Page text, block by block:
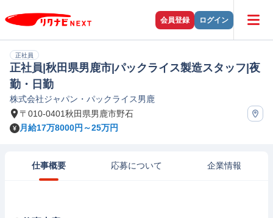
会員登録 ログイン
正社員
正社員|秋田県男鹿市|パックライス製造スタッフ|夜
勤・日勤
株式会社ジャパン・パックライス男鹿
〒010-0401秋田県男鹿市野石
月給17万8000円～25万円
仕事概要 応募について 企業情報